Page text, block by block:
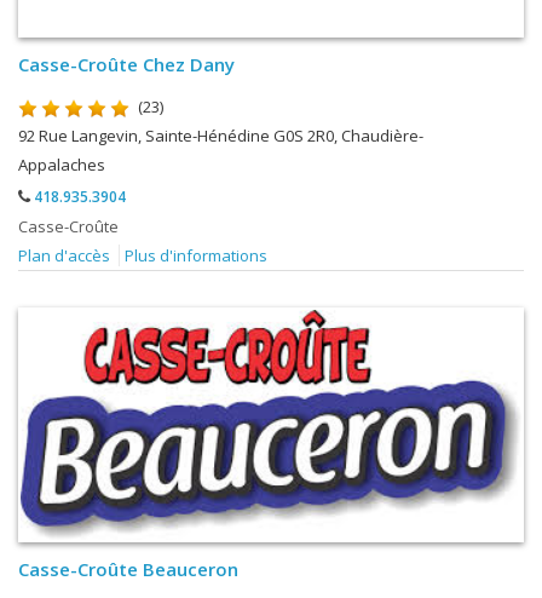
Casse-Croûte Chez Dany
(23)
92 Rue Langevin, Sainte-Hénédine G0S 2R0, Chaudière-
Appalaches
418.935.3904
Casse-Croûte
Plan d'accès
Plus d'informations
Casse-Croûte Beauceron